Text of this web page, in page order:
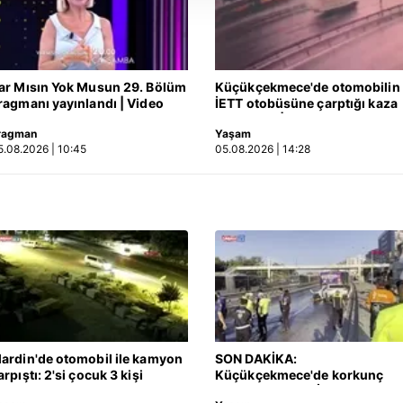
çerezler, sitemizin daha işlevsel kılınması ve
amaçlarıyla sınırlı olarak açık rızanız dahilinde
yer alan panel vasıtasıyla belirleyebilirsiniz. Çerezlere
Metnimiziziyaret edebilirsiniz.
Kanunu uyarınca hazırlanmış Aydınlatma Metnimizi
çerezlerle ilgili bilgi almak için lütfentıklayınız.
Mısın Yok Musun 29. Bölüm
yayınlandı | Video
| 10:45
Küçükçekmece'de otomobilin
İETT otobüsüne çarptığı kaza
Yaşam
05.08.2026 | 14:28
otomobil ile kamyon
2'si çocuk 3 kişi
SON DAKİKA:
Küçükçekmece'de korkunç